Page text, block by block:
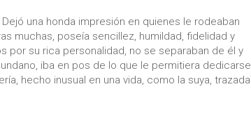
una honda impresión en quienes le rodeaban
muchas, poseía sencillez, humildad, fidelidad y
por su rica personalidad, no se separaban de él y
iba en pos de lo que le permitiera dedicarse
hecho inusual en una vida, como la suya, trazada